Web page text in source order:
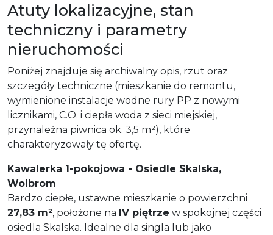
Atuty lokalizacyjne, stan
techniczny i parametry
nieruchomości
Poniżej znajduje się archiwalny opis, rzut oraz
szczegóły techniczne (mieszkanie do remontu,
wymienione instalacje wodne rury PP z nowymi
licznikami, C.O. i ciepła woda z sieci miejskiej,
przynależna piwnica ok. 3,5 m²), które
charakteryzowały tę ofertę.
Kawalerka 1-pokojowa - Osiedle Skalska,
Wolbrom
Bardzo ciepłe, ustawne mieszkanie o powierzchni
27,83 m², położone na IV piętrze w spokojnej części
osiedla Skalska. Idealne dla singla lub jako